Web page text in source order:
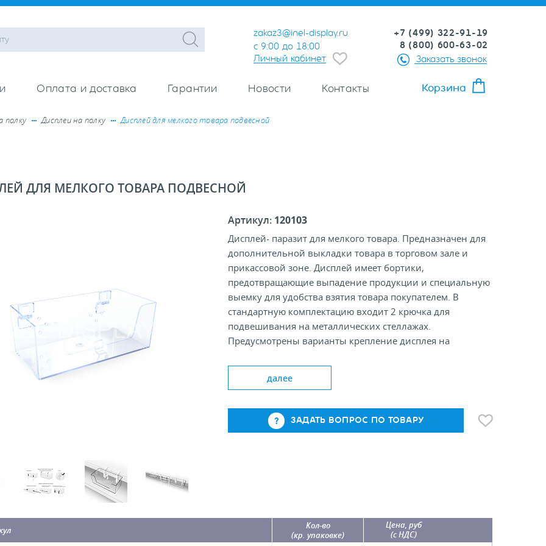
zakaz3@inel-display.ru
с 9:00 до 18:00
Личный кабинет
+7 (499) 322-91-19
8 (800) 600-63-02
Заказать звонок
Оплата и доставка Гарантии Новости Контакты Корзина
полку Дисплеи на полку Дисплей для мелкого товара подвесной
ДЛЯ МЕЛКОГО ТОВАРА ПОДВЕСНОЙ
Артикул: 120103
Дисплей- паразит для мелкого товара. Предназначен для
дополнительной выкладки товара в торговом зале и
прикассовой зоне. Дисплей имеет бортики,
предотвращающие выпадение продукции и специальную
выемку для удобства взятия товара покупателем. В
стандартную комплектацию входит 2 крючка для
подвешивания на металлических стеллажах.
Предусмотрены варианты крепление дисплея на
комплектацию, продаются отдельно).
Изготовление в любом цвете под заказ.
Цвет: прозрачный
Размер: 205х100х80 (ДхГхВ)
далее
ЗАДАТЬ ВОПРОС ПО ТОВАРУ
Кол-во
(кр. упаковке)
Цена, руб
(с НДС)